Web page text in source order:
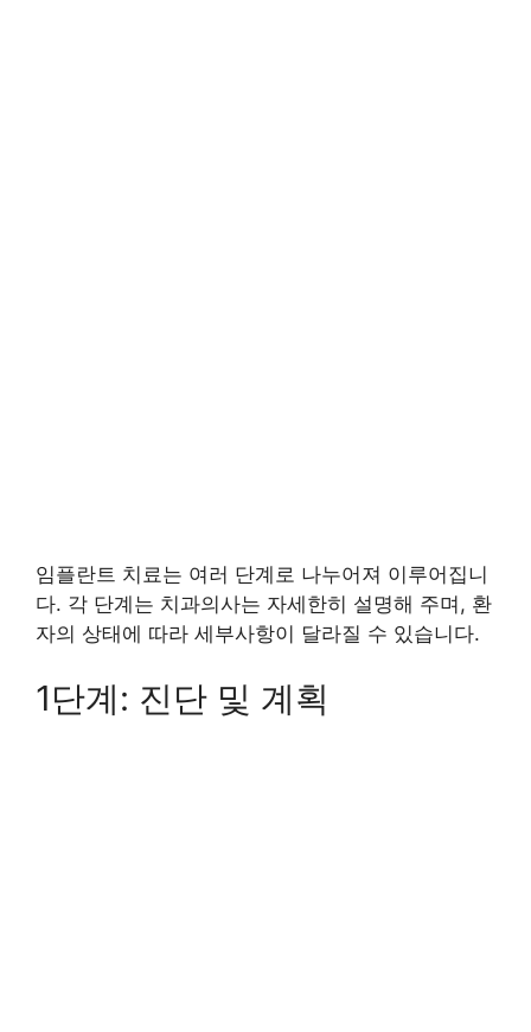
임플란트 치료는 여러 단계로 나누어져 이루어집니
다. 각 단계는 치과의사는 자세한히 설명해 주며, 환
자의 상태에 따라 세부사항이 달라질 수 있습니다.
1단계: 진단 및 계획